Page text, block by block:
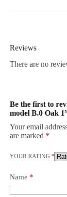
Reviews
There are no
Be the first to
model B.0 Oak
Your email
are marked *
YOUR RATING *
Name *